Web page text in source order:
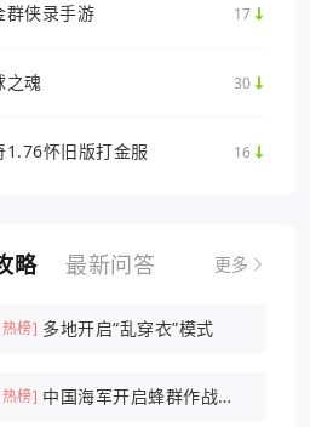
群侠录手游 17
之魂 30
1.76怀旧版打金服 16
略 最新问答 更多
榜] 多地开启“乱穿衣”模式
榜] 中国海军开启蜂群作战时